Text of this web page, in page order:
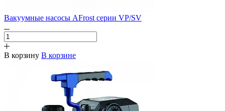
Вакуумные насосы AFrost серии VP/SV
В корзину В корзине